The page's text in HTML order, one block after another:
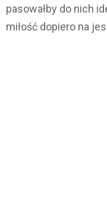
pasowałby do nich
miłość dopiero na